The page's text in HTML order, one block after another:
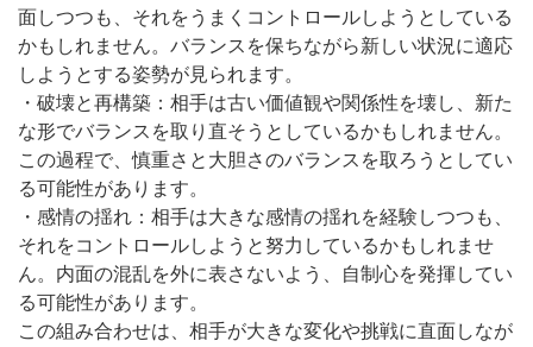
面しつつも、それをうまくコントロールしようとしている
かもしれません。バランスを保ちながら新しい状況に適応
しようとする姿勢が見られます。
・破壊と再構築：相手は古い価値観や関係性を壊し、新た
な形でバランスを取り直そうとしているかもしれません。
この過程で、慎重さと大胆さのバランスを取ろうとしてい
る可能性があります。
・感情の揺れ：相手は大きな感情の揺れを経験しつつも、
それをコントロールしようと努力しているかもしれませ
ん。内面の混乱を外に表さないよう、自制心を発揮してい
る可能性があります。
この組み合わせは、相手が大きな変化や挑戦に直面しなが